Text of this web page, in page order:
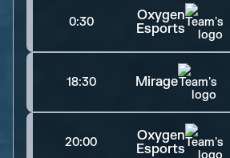
0:30
Oxygen
Esports
18:30 Mirage
20:00
Oxygen
Esports